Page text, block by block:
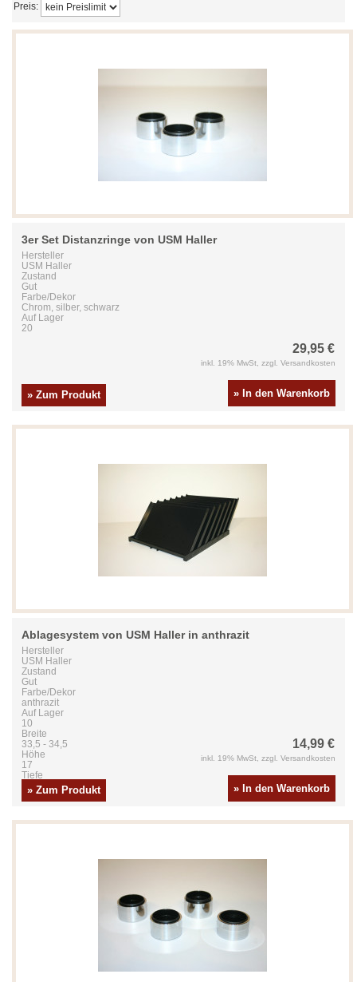
Preis:
3er Set Distanzringe von USM Haller
Hersteller
USM Haller
Zustand
Gut
Farbe/Dekor
Chrom, silber, schwarz
Auf Lager
20
» Zum Produkt
29,95 €
inkl. 19% MwSt, zzgl. Versandkosten
» In den Warenkorb
Ablagesystem von USM Haller in anthrazit
Hersteller
USM Haller
Zustand
Gut
Farbe/Dekor
anthrazit
Auf Lager
10
Breite
33,5 - 34,5
Höhe
17
Tiefe
48,5
» Zum Produkt
14,99 €
inkl. 19% MwSt, zzgl. Versandkosten
» In den Warenkorb